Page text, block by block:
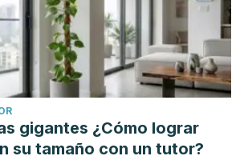
gigantes ¿Cómo lograr
su tamaño con un tutor?